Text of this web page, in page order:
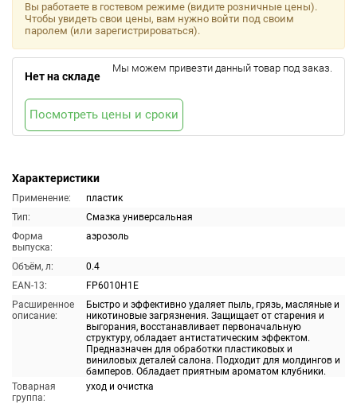
Характеристики
Применение:
пластик
Тип:
Смазка универсальная
Форма
выпуска:
аэрозоль
Объём, л:
0.4
EAN-13:
FP6010H1E
Расширенное
описание:
Быстро и эффективно удаляет пыль, грязь, масляные и
никотиновые загрязнения. Защищает от старения и
выгорания, восстанавливает первоначальную
структуру, обладает антистатическим эффектом.
Предназначен для обработки пластиковых и
виниловых деталей салона. Подходит для молдингов и
бамперов. Обладает приятным ароматом клубники.
Товарная
группа:
уход и очистка
Вы работаете в гостевом режиме (видите розничные цены).
Чтобы увидеть свои цены, вам нужно войти под своим
паролем (или зарегистрироваться).
Нет на складе
Мы можем привезти данный товар под заказ.
Посмотреть цены и сроки